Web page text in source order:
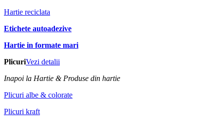
Hartie reciclata
Etichete autoadezive
Hartie in formate mari
PlicuriVezi detalii
Inapoi la Hartie & Produse din hartie
Plicuri albe & colorate
Plicuri kraft